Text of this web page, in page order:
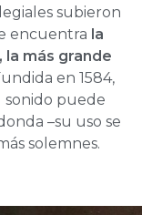
subieron
encuentra la
la más grande
en 1584,
sonido puede
–su uso se
solemnes.